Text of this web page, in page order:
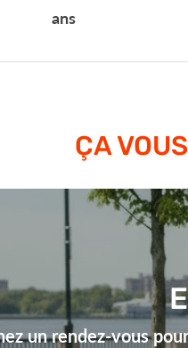
ans
ÇA
un rendez-vous